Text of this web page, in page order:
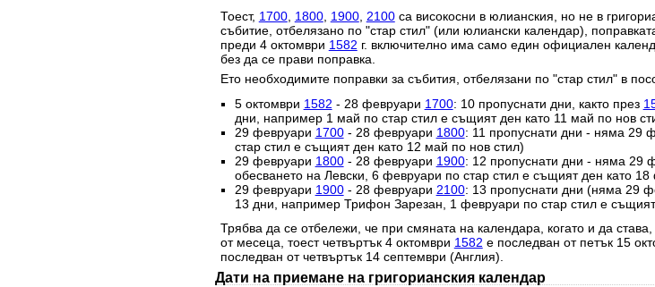
Тоест, 1700, 1800, 1900, 2100са високосни в юлианския, но не в
събитие, отбелязано по "стар стил" (или юлиански календар),
преди 4 октомври 1582 г. включително има само един официален
без да се прави поправка.
Ето необходимите поправки за събития, отбелязани по "стар стил" в
5 октомври 1582 - 28 февруари 1700: 10 пропуснати дни, както през
дни, например 1 май по стар стил е същият ден като 11 май по нов
29 февруари 1700- 28 февруари 1800: 11 пропуснати дни - няма 29
стар стил е същият ден като 12 май по нов стил)
29 февруари 1800- 28 февруари 1900: 12 пропуснати дни - няма 29
обесването на Левски, 6 февруари по стар стил е същият ден като
29 февруари 1900- 28 февруари 2100: 13 пропуснати дни (няма 29
13 дни, например Трифон Зарезан, 1 февруари по стар стил е
Трябва да се отбележи, че при смяната на календара, когато и да
от месеца, тоест четвъртък 4 октомври 1582 е последван от петък 15
последван от четвъртък 14 септември (Англия).
Дати на приемане на григорианския календар